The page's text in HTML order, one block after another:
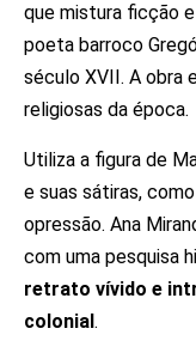
que mistura ficção
poeta barroco
século XVII. A obra
religiosas da época.
Utiliza a figura de
e suas sátiras,
opressão. Ana
com uma pesquisa
retrato vívido e
colonial.